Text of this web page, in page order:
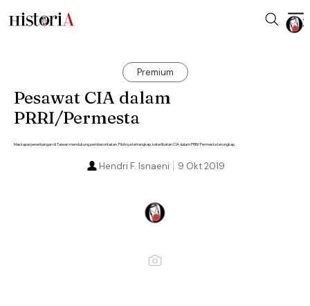
Premium
Pesawat CIA dalam
PRRI/Permesta
Maskapai penerbangan di Taiwan mendukung pemberontakan. Pilotnya tertangkap, keterlibatan CIA dalam PRRI/Permesta terungkap.
9 Okt 2019
Hendri F. Isnaeni